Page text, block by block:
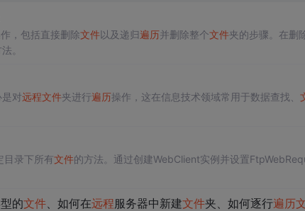
，包括直接删除文件以及递归遍历并删除整个文件夹的步骤。在删
。
对远程文件夹进行遍历操作，这在信息技术领域常用于数据查找、
目录下所有文件的方法。通过创建WebClient实例并设置
的文件、如何在远程服务器中新建文件夹、如何逐行遍历文